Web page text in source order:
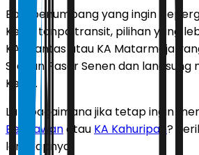
Bagi penumpang yang ingin
Kediri tanpa transit, pilihan yang
KA Brantas atau KA Matarmaja
Stasiun Pasar Senen dan langsung
Kediri.
Lalu bagaimana jika tetap ingin
Bengawanatau KA Kahuripan?
lengkapnya.